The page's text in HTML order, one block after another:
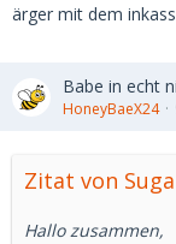
ärger mit dem
Babe in echt
HoneyBaeX24
Zitat von
Hallo zusammen,